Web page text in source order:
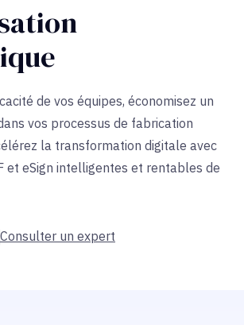
de vos équipes, économisez un
vos processus de fabrication
la transformation digitale avec
et eSign intelligentes et rentables de
Consulter un expert